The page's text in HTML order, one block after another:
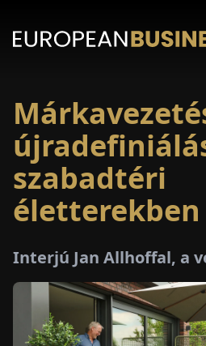
szabadtéri
életterekben
Interjú Jan Allhoffal, a